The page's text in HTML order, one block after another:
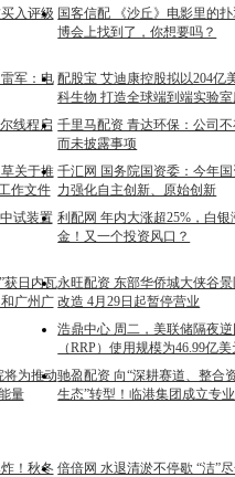
入评级 国客信配 《沙丘》电影里的
博会上找到了，你想要吗？
军：电 配股宝 艾迪康控股拟以204亿
科生物 打造全球端到端实验
线程启 千里马配资 青达环保：公司
而未披露事项
关于推
作文件
千汇网 国务院国资委：今年
力强化自主创新、原始创新
试装置 利配网 年内大涨超25%，白
金！又一个投资风口？
获日内瓦
广州广
永旺配资 东部华侨城大侠谷
改造 4月29日起暂停营业
浩鼎中心 周二，美联储隔夜
（RRP）使用规模为46.99亿
为推动
量
驰盈配资 向“深耕赛道、整合
生态”转型！临港集团成立专
！秋冬 倍倍网 水退清淤不停歇 “洁”